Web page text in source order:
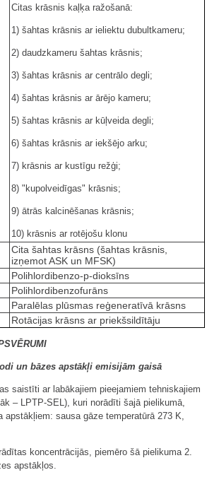
Citas krāsnis kaļķa ražošanā:
1) šahtas krāsnis ar ieliektu dubultkameru;
2) daudzkameru šahtas krāsnis;
3) šahtas krāsnis ar centrālo degli;
4) šahtas krāsnis ar ārējo kameru;
5) šahtas krāsnis ar kūļveida degli;
6) šahtas krāsnis ar iekšējo arku;
7) krāsnis ar kustīgu režģi;
8) "kupolveidīgas" krāsnis;
9) ātrās kalcinēšanas krāsnis;
10) krāsnis ar rotējošu klonu
Cita šahtas krāsns (šahtas krāsnis,
izņemot ASK un MFSK)
Polihlordibenzo-p-dioksīns
Polihlordibenzofurāns
Paralēlas plūsmas reģeneratīvā krāsns
Rotācijas krāsns ar priekšsildītāju
un bāzes apstākļi emisijām gaisā
saistīti ar labākajiem pieejamiem tehniskajiem
– LPTP-SEL), kuri norādīti šajā pielikumā,
apstākļiem: sausa gāze temperatūrā 273 K,
koncentrācijās, piemēro šā pielikuma 2.
apstākļos.